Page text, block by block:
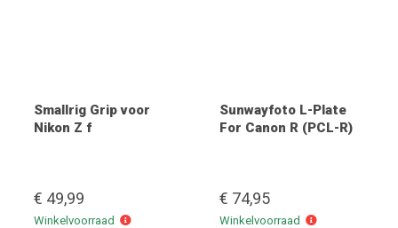
Smallrig Grip voor
Nikon Z f
€ 49,99
Winkelvoorraad Winkelvoorraad
Sunwayfoto L-Plate
For Canon R (PCL-R)
€ 74,95
Winkelvoorraad Winkelvoorraad